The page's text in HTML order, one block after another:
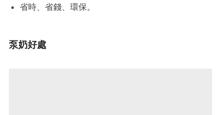
省時、省錢、環保。
泵奶好處